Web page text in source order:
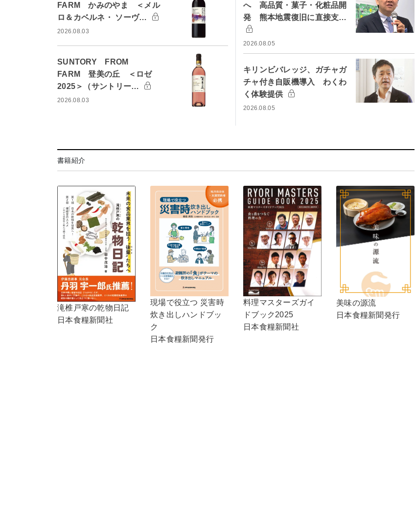
FARM かみのやま ＜メル
ロ＆カベルネ・ ソーヴ…
2026.08.03
SUNTORY FROM
FARM 登美の丘 ＜ロゼ
2025＞（サントリー…
2026.08.03
へ 高品質・菓子・化粧品開
発 熊本地震復旧に直接支…
2026.08.05
キリンビバレッジ、ガチャガ
チャ付き自販機導入 わくわ
く体験提供
2026.08.05
書籍紹介
滝椎戸寒の乾物日記
日本食糧新聞社
現場で役立つ 災害時
炊き出しハンドブッ
ク
日本食糧新聞発行
料理マスターズガイ
ドブック2025
日本食糧新聞社
美味の源流
日本食糧新聞発行